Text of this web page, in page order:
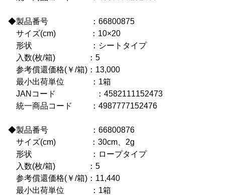
◆製品番号 ：66800875
サイズ(cm) ：10×20
形状 ：シートタイプ
入数(枚/箱) ：5
参考償還価格(￥/箱)：13,000
最小出荷単位 ：1箱
JANコード ：4582111152473
統一商品コード ：4987777152476
◆製品番号 ：66800876
サイズ(cm) ：30cm、2g
形状 ：ロープタイプ
入数(枚/箱) ：5
参考償還価格(￥/箱)：11,440
最小出荷単位 ：1箱